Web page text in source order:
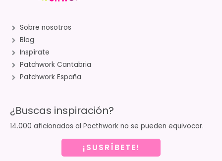
Sobre nosotros
Blog
Inspírate
Patchwork Cantabria
Patchwork España
¿Buscas inspiración?
14.000 aficionados al Pacthwork no se pueden equivocar.
¡SUSRÍBETE!